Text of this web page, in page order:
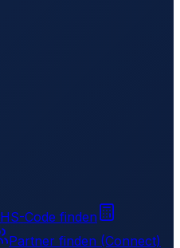
HS-Code finden
Partner finden (Connect)